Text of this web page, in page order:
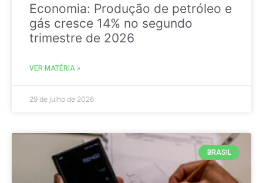
Economia: Produção de petróleo e
gás cresce 14% no segundo
trimestre de 2026
VER MATÉRIA »
29 de julho de 2026
BRASIL